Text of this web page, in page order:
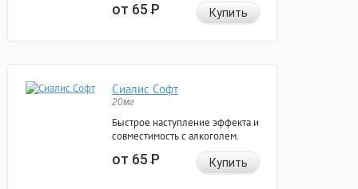
от 65Р Купить
Сиалис Софт
20мг
Быстрое наступление эффекта и
совместимость с алкоголем.
от 65Р Купить